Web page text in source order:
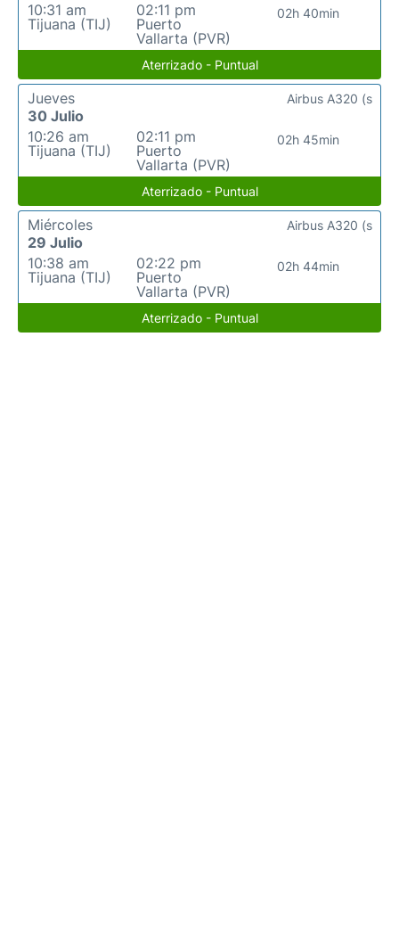
10:31 am
Tijuana (TIJ)
02:11 pm
Puerto
Vallarta (PVR)
02h 40min
Aterrizado - Puntual
Jueves
30 Julio
10:26 am
Tijuana (TIJ)
02:11 pm
Puerto
Vallarta (PVR)
02h 45min
Airbus A320 (s
Aterrizado - Puntual
Miércoles
29 Julio
10:38 am
Tijuana (TIJ)
02:22 pm
Puerto
Vallarta (PVR)
02h 44min
Airbus A320 (s
Aterrizado - Puntual